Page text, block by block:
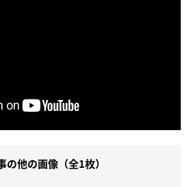
の他の画像（全1枚）